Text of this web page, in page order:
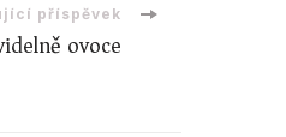
příspěvek
ovoce